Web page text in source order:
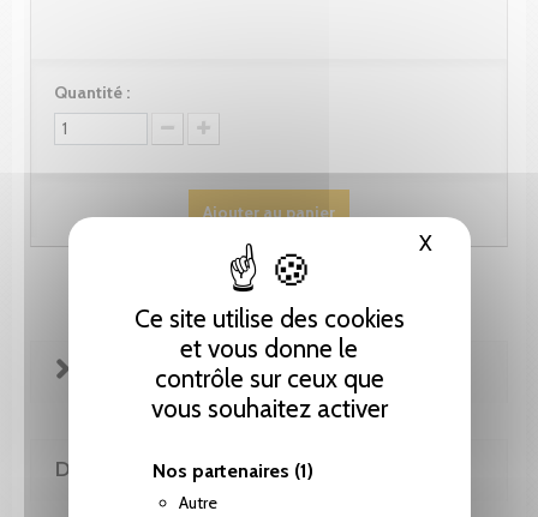
Ce site utilise des cookies
et vous donne le
contrôle sur ceux que
vous souhaitez activer
Nos partenaires (1)
Autre
XMasquer
Quantité :
Ajouter au panier
FICHE TECHNIQUE
DE LA MÊME COLLECTION